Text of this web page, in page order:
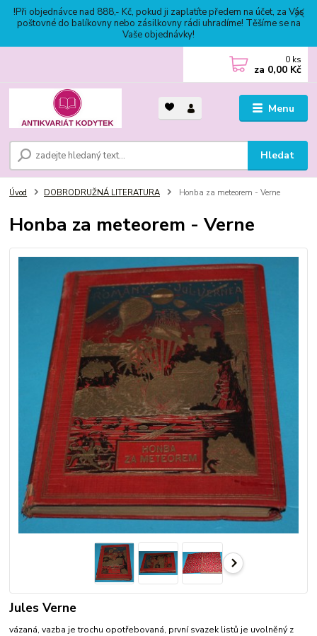
!Při objednávce nad 888,- Kč, pokud ji zaplatíte předem na účet, za Vás
poštovné do balíkovny nebo zásilkovny rádi uhradíme! Těšíme se na
Vaše objednávky!
Menu
Hledat
0 ks
za 0,00 Kč
Úvod DOBRODRUŽNÁ LITERATURA Honba za meteorem - Verne
Honba za meteorem - Verne
Jules Verne
vázaná, vazba je trochu opotřebovaná, první svazek listů je uvolněný z